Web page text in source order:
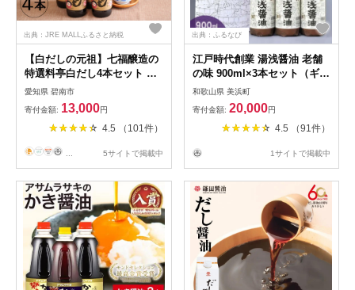
出典：JRE MALLふるさと納税
【白だしの元祖】七福醸造の
特選料亭白だし4本セット 厳
選素材 万能 調味料 白だし セ
ット レシピ冊子付き ロング
セラー 出汁 だし 旨味 和食
煮物 卵料理 お吸い物 麺類 炒
めもの 揚げ物 太鼓判 時短料
理 料理 H001-088
愛知県 碧南市
寄付金額: 13,000円
4.5 （101件）
5サイトで掲載中
出典：ふるなび
江戸時代創業 湯浅醤油 老舗
の味 900ml×3本セット（ギフ
ト包装・紙袋付き） | 醤油
和歌山県 美浜町
寄付金額: 20,000円
4.5 （91件）
1サイトで掲載中